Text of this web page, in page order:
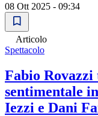
08 Ott 2025 - 09:34
Articolo
Spettacolo
Fabio
sentimentale
Iezzi e Dani